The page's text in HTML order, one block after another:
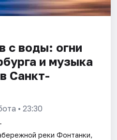
с воды: огни
и музыка
Санкт-
• 23:30
реки Фонтанки,